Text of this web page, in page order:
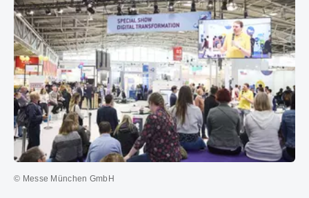
© Messe München GmbH